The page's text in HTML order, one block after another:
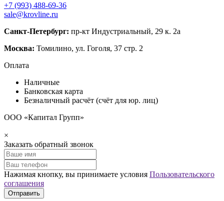
+7 (993) 488-69-36
sale@krovline.ru
Санкт-Петербург: пр-кт Индустриальный, 29 к. 2а
Москва: Томилино, ул. Гоголя, 37 стр. 2
Оплата
Наличные
Банковская карта
Безналичный расчёт (счёт для юр. лиц)
ООО «Капитал Групп»
×
Заказать обратный звонок
Нажимая кнопку, вы принимаете условия Пользовательского
соглашения